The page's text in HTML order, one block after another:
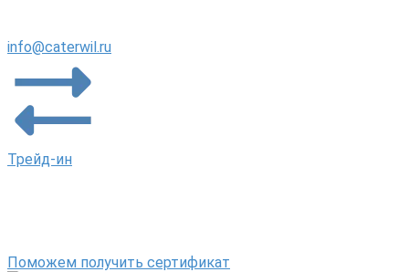
info@caterwil.ru
Трейд-ин
Поможем получить сертификат